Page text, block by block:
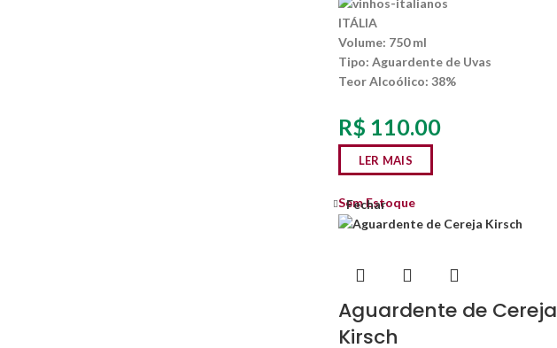
ITÁLIA
Volume: 750 ml
Tipo: Aguardente de Uvas
Teor Alcoólico: 38%
R$ 110.00
LER MAIS
Sem Estoque
Fechar
Aguardente de Cereja
Kirsch